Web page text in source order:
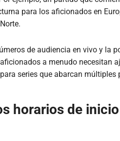
para los aficionados en
de audiencia en vivo y la
a menudo necesitan
series que abarcan múltiples
horarios de